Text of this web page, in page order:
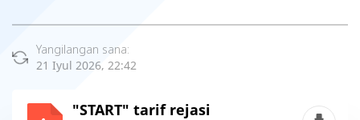
Yangilangan sana:
21 Iyul 2026, 22:42
"START" tarif rejasi